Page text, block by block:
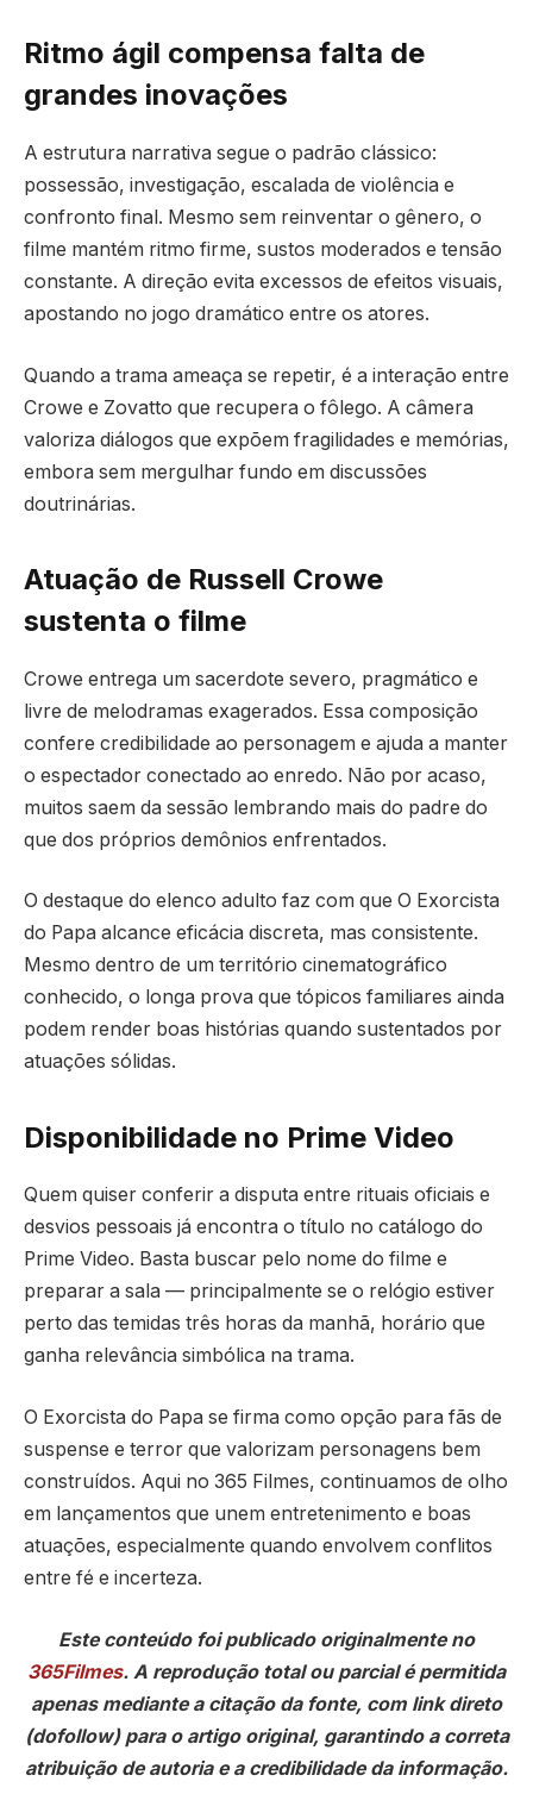
Ritmo ágil compensa falta de
grandes inovações
A estrutura narrativa segue o padrão clássico:
possessão, investigação, escalada de violência e
confronto final. Mesmo sem reinventar o gênero, o
filme mantém ritmo firme, sustos moderados e tensão
constante. A direção evita excessos de efeitos visuais,
apostando no jogo dramático entre os atores.
Quando a trama ameaça se repetir, é a interação entre
Crowe e Zovatto que recupera o fôlego. A câmera
valoriza diálogos que expõem fragilidades e memórias,
embora sem mergulhar fundo em discussões
doutrinárias.
Atuação de Russell Crowe
sustenta o filme
Crowe entrega um sacerdote severo, pragmático e
livre de melodramas exagerados. Essa composição
confere credibilidade ao personagem e ajuda a manter
o espectador conectado ao enredo. Não por acaso,
muitos saem da sessão lembrando mais do padre do
que dos próprios demônios enfrentados.
O destaque do elenco adulto faz com que O Exorcista
do Papa alcance eficácia discreta, mas consistente.
Mesmo dentro de um território cinematográfico
conhecido, o longa prova que tópicos familiares ainda
podem render boas histórias quando sustentados por
atuações sólidas.
Disponibilidade no Prime Video
Quem quiser conferir a disputa entre rituais oficiais e
desvios pessoais já encontra o título no catálogo do
Prime Video. Basta buscar pelo nome do filme e
preparar a sala — principalmente se o relógio estiver
perto das temidas três horas da manhã, horário que
ganha relevância simbólica na trama.
O Exorcista do Papa se firma como opção para fãs de
suspense e terror que valorizam personagens bem
construídos. Aqui no 365 Filmes, continuamos de olho
em lançamentos que unem entretenimento e boas
atuações, especialmente quando envolvem conflitos
entre fé e incerteza.
Este conteúdo foi publicado originalmente no
365Filmes. A reprodução total ou parcial é permitida
apenas mediante a citação da fonte, com link direto
(dofollow) para o artigo original, garantindo a correta
atribuição de autoria e a credibilidade da informação.